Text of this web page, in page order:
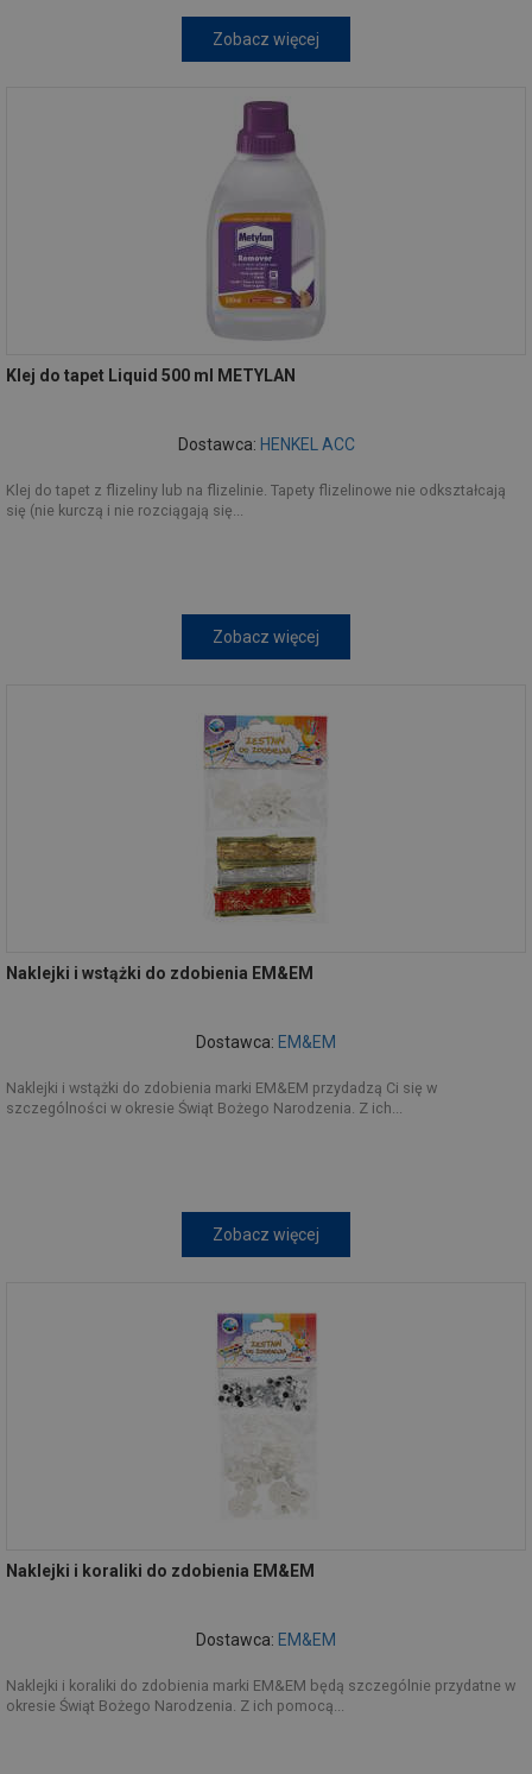
Zobacz więcej
Klej do tapet Liquid 500 ml METYLAN
Dostawca: HENKEL ACC
Klej do tapet z flizeliny lub na flizelinie. Tapety flizelinowe nie odkształcają
się (nie kurczą i nie rozciągają się...
Zobacz więcej
Naklejki i wstążki do zdobienia EM&EM
Dostawca: EM&EM
Naklejki i wstążki do zdobienia marki EM&EM przydadzą Ci się w
szczególności w okresie Świąt Bożego Narodzenia. Z ich...
Zobacz więcej
Naklejki i koraliki do zdobienia EM&EM
Dostawca: EM&EM
Naklejki i koraliki do zdobienia marki EM&EM będą szczególnie przydatne w
okresie Świąt Bożego Narodzenia. Z ich pomocą...